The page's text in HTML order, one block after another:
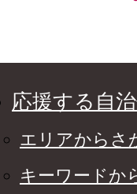
応援する自
エリアからさ
キーワードか